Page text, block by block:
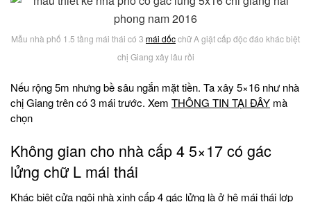
Mẫu nhà phố 1.5 tầng mái thái có 3 mái dốcchữ A giật cấp độc đáo khác biệt
chị Giang xây lâu rồi
Nếu rộng 5m nhưng bề sâu ngắn mặt tiền. Ta xây 5×16 như nhà
chị Giang trên có 3 mái trước. Xem THÔNG TIN TẠI ĐÂY mà
chọn
Không gian cho nhà cấp 4 5×17 có gác
lửng chữ L mái thái
Khác biệt cửa ngôi nhà xinh cấp 4gác lửng là ở hệ mái thái lợp